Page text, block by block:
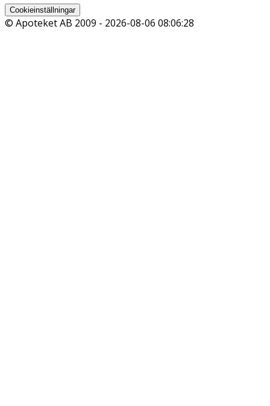
Cookieinställningar
© Apoteket AB 2009 - 2026-08-06 08:06:28